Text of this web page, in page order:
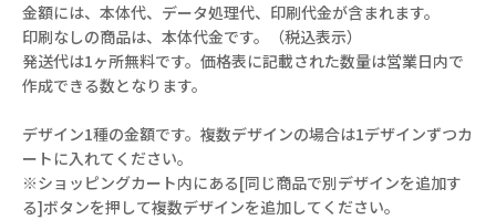
金額には、本体代、データ処理代、印刷代金が含まれます。
印刷なしの商品は、本体代金です。（税込表示）
発送代は1ヶ所無料です。価格表に記載された数量は営業日内で
作成できる数となります。
デザイン1種の金額です。複数デザインの場合は1デザインずつカ
ートに入れてください。
※ショッピングカート内にある[同じ商品で別デザインを追加す
る]ボタンを押して複数デザインを追加してください。